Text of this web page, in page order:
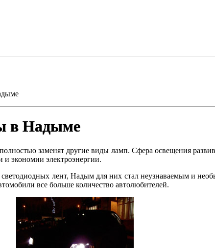
в Надыме
заменят другие виды ламп. Сфера освещения
и экономии электроэнергии.
лент, Надым для них стал неузнаваемым и
все больше количество автолюбителей.